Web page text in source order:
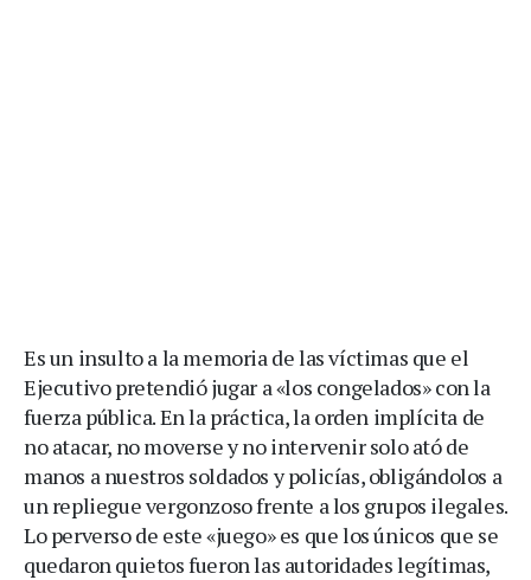
Es un insulto a la memoria de las víctimas que el
Ejecutivo pretendió jugar a «los congelados» con la
fuerza pública. En la práctica, la orden implícita de
no atacar, no moverse y no intervenir solo ató de
manos a nuestros soldados y policías, obligándolos a
un repliegue vergonzoso frente a los grupos ilegales.
Lo perverso de este «juego» es que los únicos que se
quedaron quietos fueron las autoridades legítimas,